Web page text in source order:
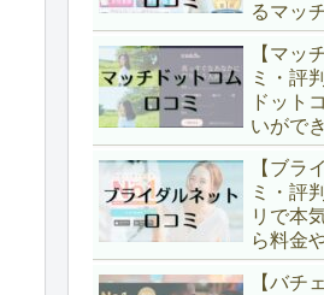
るマッ
【マッ
ミ・評
ドット
いがで
【ブラ
ミ・評
リで本
ら料金
説
【バチ